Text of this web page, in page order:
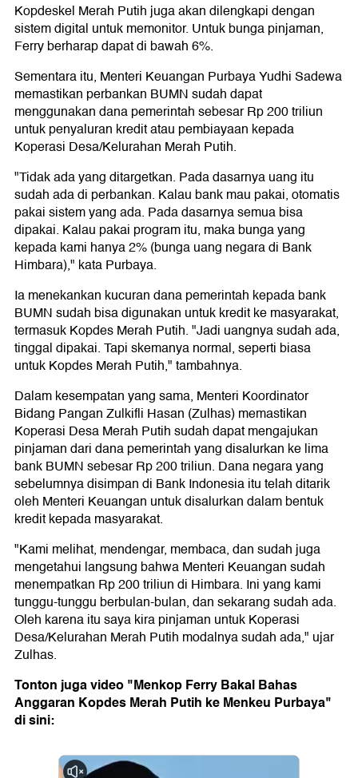
Kopdeskel Merah Putih juga akan dilengkapi dengan
sistem digital untuk memonitor. Untuk bunga pinjaman,
Ferry berharap dapat di bawah 6%.
Sementara itu, Menteri Keuangan Purbaya Yudhi Sadewa
memastikan perbankan BUMN sudah dapat
menggunakan dana pemerintah sebesar Rp 200 triliun
untuk penyaluran kredit atau pembiayaan kepada
Koperasi Desa/Kelurahan Merah Putih.
"Tidak ada yang ditargetkan. Pada dasarnya uang itu
sudah ada di perbankan. Kalau bank mau pakai, otomatis
pakai sistem yang ada. Pada dasarnya semua bisa
dipakai. Kalau pakai program itu, maka bunga yang
kepada kami hanya 2% (bunga uang negara di Bank
Himbara)," kata Purbaya.
Ia menekankan kucuran dana pemerintah kepada bank
BUMN sudah bisa digunakan untuk kredit ke masyarakat,
termasuk Kopdes Merah Putih. "Jadi uangnya sudah ada,
tinggal dipakai. Tapi skemanya normal, seperti biasa
untuk Kopdes Merah Putih," tambahnya.
Dalam kesempatan yang sama, Menteri Koordinator
Bidang Pangan Zulkifli Hasan (Zulhas) memastikan
Koperasi Desa Merah Putih sudah dapat mengajukan
pinjaman dari dana pemerintah yang disalurkan ke lima
bank BUMN sebesar Rp 200 triliun. Dana negara yang
sebelumnya disimpan di Bank Indonesia itu telah ditarik
oleh Menteri Keuangan untuk disalurkan dalam bentuk
kredit kepada masyarakat.
"Kami melihat, mendengar, membaca, dan sudah juga
mengetahui langsung bahwa Menteri Keuangan sudah
menempatkan Rp 200 triliun di Himbara. Ini yang kami
tunggu-tunggu berbulan-bulan, dan sekarang sudah ada.
Oleh karena itu saya kira pinjaman untuk Koperasi
Desa/Kelurahan Merah Putih modalnya sudah ada," ujar
Zulhas.
Tonton juga video "Menkop Ferry Bakal Bahas
Anggaran Kopdes Merah Putih ke Menkeu Purbaya"
di sini: